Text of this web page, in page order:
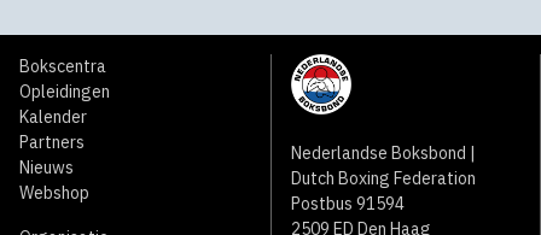
Bokscentra
Opleidingen
Kalender
Partners
Nieuws
Webshop
Nederlandse Boksbond |
Dutch Boxing Federation
Postbus 91594
2509 ED Den Haag